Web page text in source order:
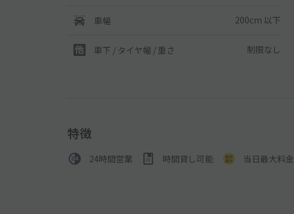
車幅 200cm 以下
車下 / タイヤ幅 / 重さ 制限なし
特徴
24時間営業 時間貸し可能 当日最大料金